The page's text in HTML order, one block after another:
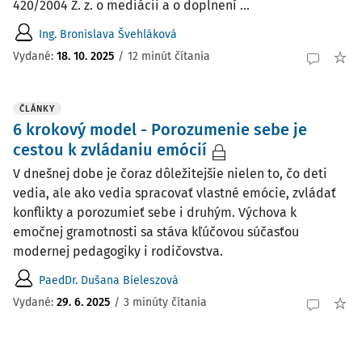
420/2004 Z. z. o mediácii a o doplnení ...
Ing. Bronislava Švehláková
Vydané: 18. 10. 2025 / 12 minút čítania
ČLÁNKY
6 krokový model - Porozumenie sebe je
cestou k zvládaniu emócií
V dnešnej dobe je čoraz dôležitejšie nielen to, čo deti
vedia, ale ako vedia spracovať vlastné emócie, zvládať
konflikty a porozumieť sebe i druhým. Výchova k
emočnej gramotnosti sa stáva kľúčovou súčasťou
modernej pedagogiky i rodičovstva.
PaedDr. Dušana Bieleszová
Vydané: 29. 6. 2025 / 3 minúty čítania